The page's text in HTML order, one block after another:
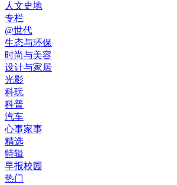
人文史地
专栏
@世代
生态与环保
时尚与美容
设计与家居
光影
科玩
科普
汽车
心事家事
精选
特辑
早报校园
热门